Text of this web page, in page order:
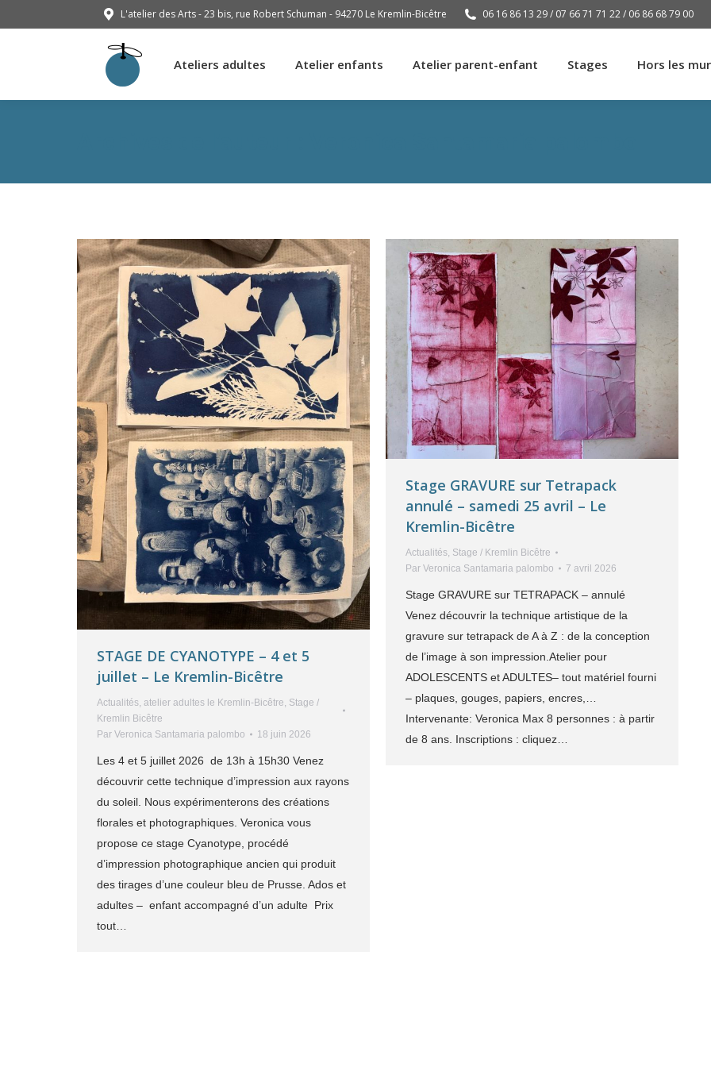
L'atelier des Arts - 23 bis, rue Robert Schuman - 94270 Le Kremlin-Bicêtre 06 16 86 13 29 / 07 66 71 71 22 / 06 86 68 79 00
Ateliers adultes Atelier enfants Atelier parent-enfant Stages Hors les
STAGE DE CYANOTYPE – 4 et 5
juillet – Le Kremlin-Bicêtre
Actualités atelier adultes le Kremlin-Bicêtre Stage /
Kremlin Bicêtre
Par Veronica Santamaria palombo 18 juin 2026
Les 4 et 5 juillet 2026 de 13h à 15h30 Venez
découvrir cette technique d’impression aux rayons
du soleil. Nous expérimenterons des créations
florales et photographiques. Veronica vous
propose ce stage Cyanotype, procédé
d’impression photographique ancien qui produit
des tirages d’une couleur bleu de Prusse. Ados et
adultes – enfant accompagné d’un adulte Prix
tout…
Stage GRAVURE sur Tetrapack
annulé – samedi 25 avril – Le
Kremlin-Bicêtre
Actualités, Stage / Kremlin Bicêtre
Par Veronica Santamaria palombo 7 avril 2026
Stage GRAVURE sur TETRAPACK – annulé
Venez découvrir la technique artistique de la
gravure sur tetrapack de A à Z : de la conception
de l’image à son impression.Atelier pour
ADOLESCENTS et ADULTES– tout matériel fourni
– plaques, gouges, papiers, encres,…
Intervenante: Veronica Max 8 personnes : à partir
de 8 ans. Inscriptions : cliquez…
Ateliers adultes Atelier parent-enfant